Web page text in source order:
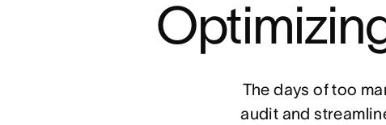
The days of too
audit and